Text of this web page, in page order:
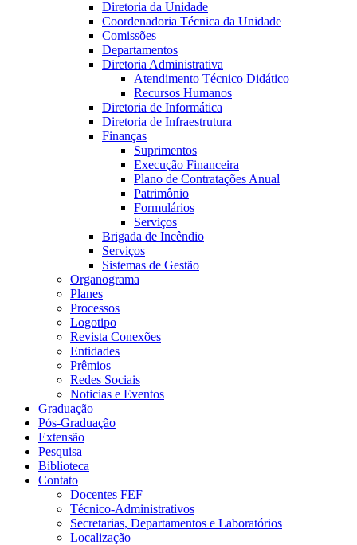
Diretoria da Unidade
Coordenadoria Técnica da Unidade
Comissões
Departamentos
Diretoria Administrativa
Atendimento Técnico Didático
Recursos Humanos
Diretoria de Informática
Diretoria de Infraestrutura
Finanças
Suprimentos
Execução Financeira
Plano de Contratações Anual
Patrimônio
Formulários
Serviços
Brigada de Incêndio
Serviços
Sistemas de Gestão
Organograma
Planes
Processos
Logotipo
Revista Conexões
Entidades
Prêmios
Redes Sociais
Noticias e Eventos
Graduação
Pós-Graduação
Extensão
Pesquisa
Biblioteca
Contato
Docentes FEF
Técnico-Administrativos
Secretarias, Departamentos e Laboratórios
Localização